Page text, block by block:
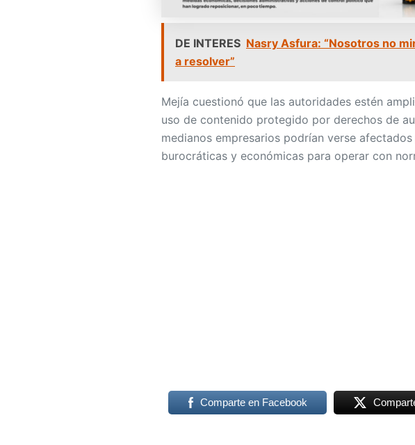
DE INTERES Nasry Asfura: “Nosotros no
a resolver”
Mejía cuestionó que las autoridades estén
uso de contenido protegido por derechos de
medianos empresarios podrían verse
burocráticas y económicas para operar con
Comparte en Facebook